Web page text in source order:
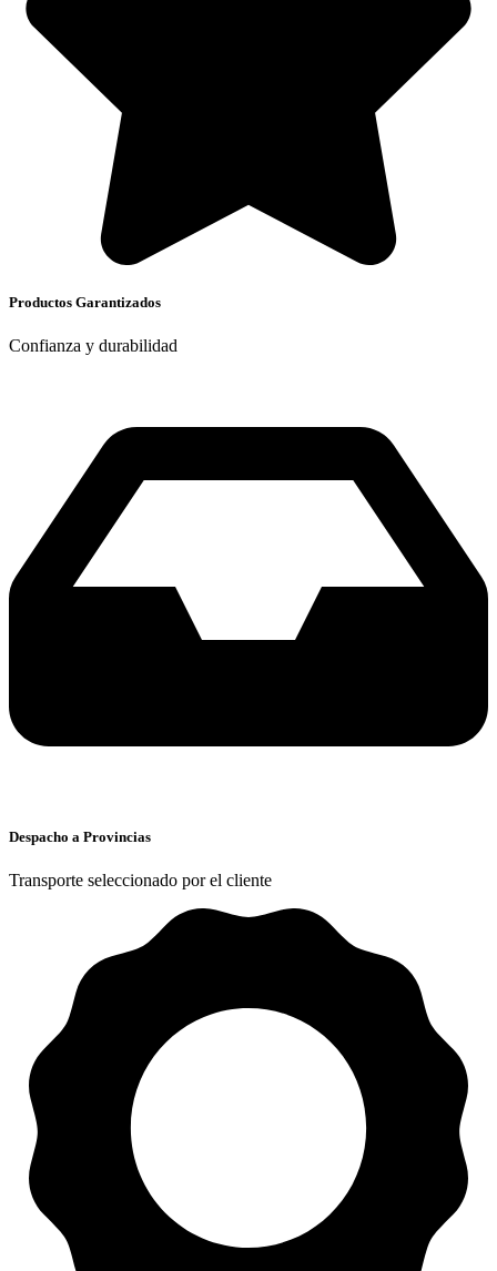
Productos Garantizados
Confianza y durabilidad
Despacho a Provincias
Transporte seleccionado por el cliente